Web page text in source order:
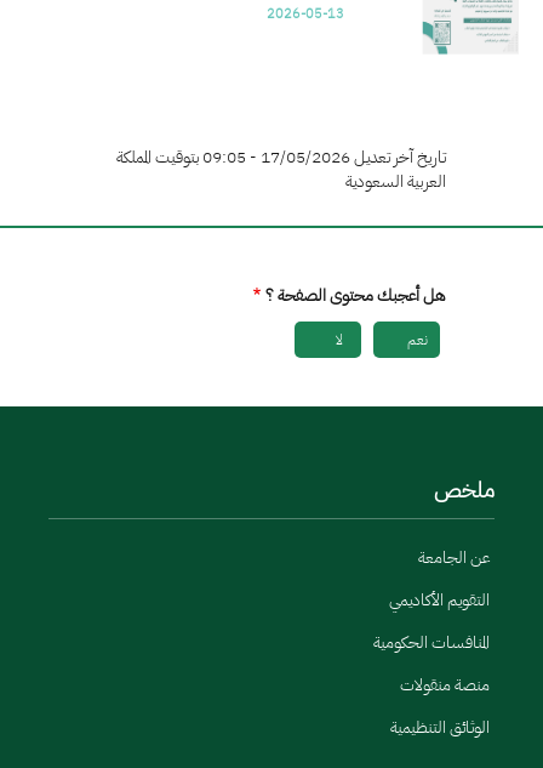
2026-05-13
تاريخ آخر تعديل 17/05/2026 - 09:05 بتوقيت المملكة
العربية السعودية
هل أعجبك محتوى الصفحة ؟
نعم لا
ملخص
عن الجامعة
التقويم الأكاديمي
المنافسات الحكومية
منصة منقولات
الوثائق التنظيمية